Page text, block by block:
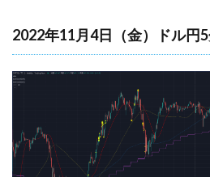
2022年11月4日（金）ドル円